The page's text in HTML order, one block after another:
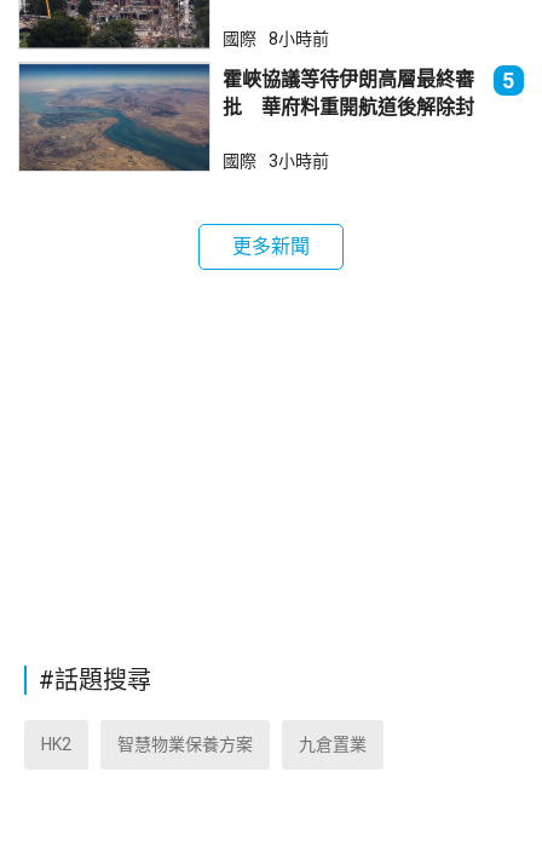
國際 8小時前
霍峽協議等待伊朗高層最終審
批 華府料重開航道後解除封
5
國際 3小時前
更多新聞
#話題搜尋
HK2 智慧物業保養方案 九倉置業